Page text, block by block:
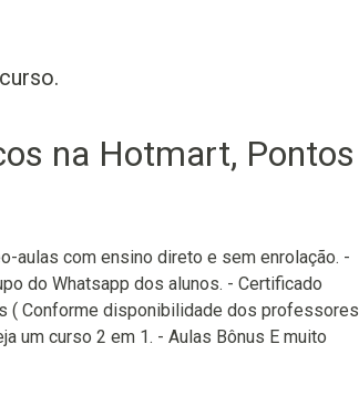
na Hotmart, Pontos
aulas com ensino direto e sem enrolação. -
do Whatsapp dos alunos. - Certificado
( Conforme disponibilidade dos professores
um curso 2 em 1. - Aulas Bônus E muito